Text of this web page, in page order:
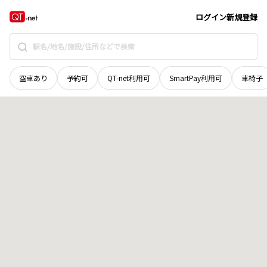
ログイン新規登録
空車あり 予約可 QT-net利用可 SmartPay利用可 車椅子
島根県